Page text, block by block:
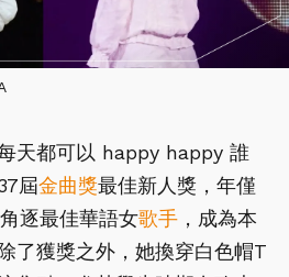
天都可以 happy happy 誰
屆金曲獎最佳新人獎，年僅
逐最佳華語女歌手 ，成為本
了獲獎之外，她換穿白色帽T